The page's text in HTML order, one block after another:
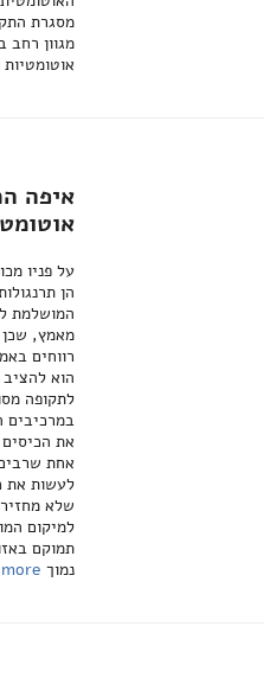
מסגרת
מגוון רחב
איפה
על פניו
הן
המושלמת
מאמץ,
רווחים
הוא
לתקופה
במרכיבים
את
אחת
לעשות את
שלא
למיקום
תמוקם
נמוך